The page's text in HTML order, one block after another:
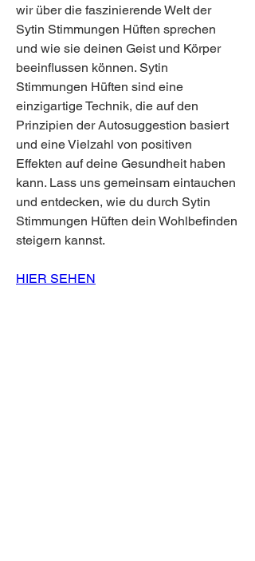
wir über die faszinierende Welt der
Sytin Stimmungen Hüften sprechen
und wie sie deinen Geist und Körper
beeinflussen können. Sytin
Stimmungen Hüften sind eine
einzigartige Technik, die auf den
Prinzipien der Autosuggestion basiert
und eine Vielzahl von positiven
Effekten auf deine Gesundheit haben
kann. Lass uns gemeinsam eintauchen
und entdecken, wie du durch Sytin
Stimmungen Hüften dein Wohlbefinden
steigern kannst.
HIER SEHEN